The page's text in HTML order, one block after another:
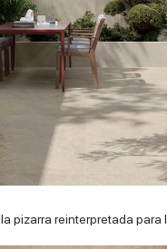
pizarra reinterpretada para